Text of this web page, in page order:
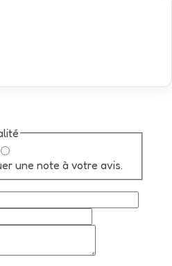
une note à votre avis.